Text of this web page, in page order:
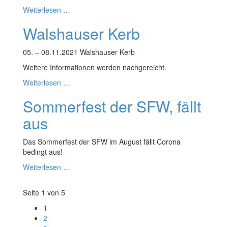
Weiterlesen …
Walshauser Kerb
05. – 08.11.2021 Walshauser Kerb
Weitere Informationen werden nachgereicht.
Weiterlesen …
Sommerfest der SFW, fällt
aus
Das Sommerfest der SFW im August fällt Corona
bedingt aus!
Weiterlesen …
Seite 1 von 5
1
2